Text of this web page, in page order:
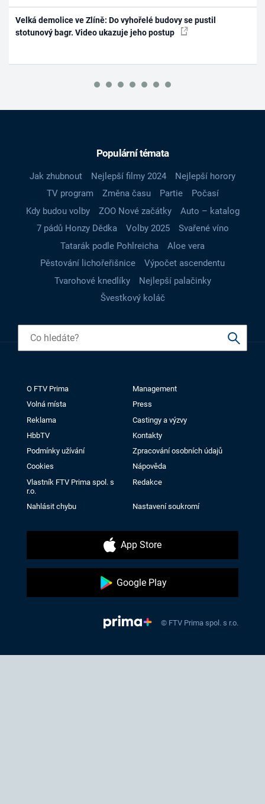
Velká demolice ve Zlíně: Do vyhořelé budovy se pustil
stotunový bagr. Video ukazuje jeho postup
Populární témata
Jak zhubnout Nejlepší filmy 2024
Nejlepší horory
TV program
Změna času Partie
Počasí
Kdy budou volby
ZOO Nové začátky
Auto – katalog
7 pádů Honzy Dědka
Volby 2025
Svařené víno
Tatarák podle Pohlreicha
Aloe vera
Pěstování lichořeřišnice
Výpočet ascendentu
Tvarohové knedlíky
Nejlepší palačinky
Švestkový koláč
O FTV Prima
Management
Volná místa
Press
Reklama
Castingy a výzvy
HbbTV
Kontakty
Podmínky užívání
Zpracování osobních údajů
Cookies
Nápověda
Vlastník FTV Prima spol. s
r.o.
Redakce
Nahlásit chybu Nastavení soukromí
App Store
Google Play
© FTV Prima spol. s r.o.